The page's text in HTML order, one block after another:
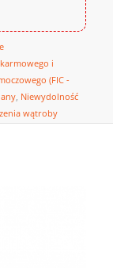
i
(FIC -
, Niewydolność
wątroby